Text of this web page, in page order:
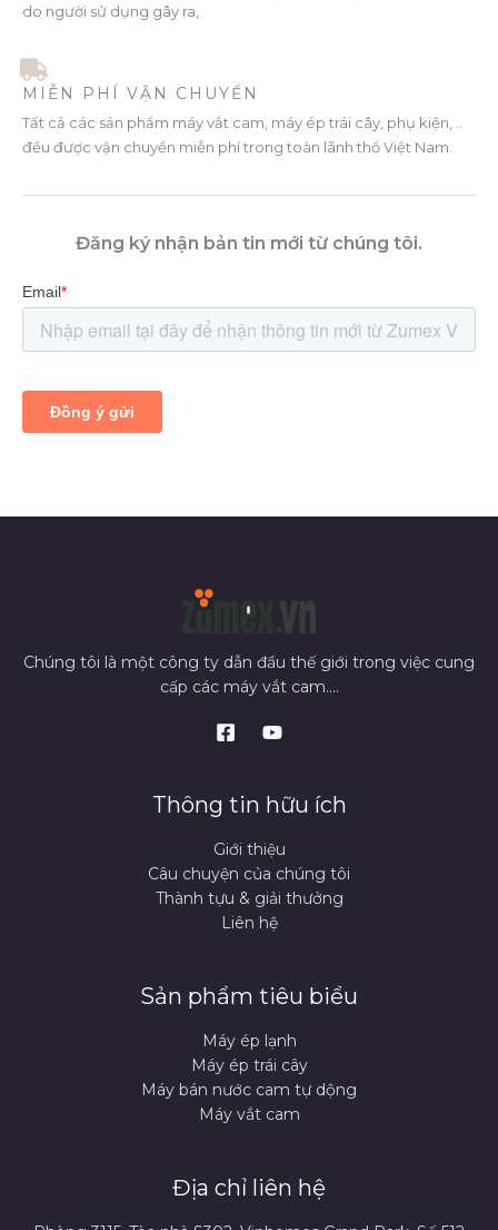
do người sử dụng gây ra,
MIỄN PHÍ VẬN CHUYỂN
Tất cả các sản phẩm máy vắt cam, máy ép trái cây, phụ kiện, ..
đều được vận chuyển miễn phí trong toàn lãnh thổ Việt Nam.
Đăng ký nhận bản tin mới từ chúng tôi.
Chúng tôi là một công ty dẫn đầu thế giới trong việc cung
cấp các máy vắt cam....
Thông tin hữu ích
Giới thiệu
Câu chuyện của chúng tôi
Thành tựu & giải thưởng
Liên hệ
Sản phẩm tiêu biểu
Máy ép lạnh
Máy ép trái cây
Máy bán nước cam tự dộng
Máy vắt cam
Địa chỉ liên hệ